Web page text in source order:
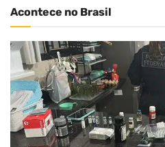
Acontece no Brasil